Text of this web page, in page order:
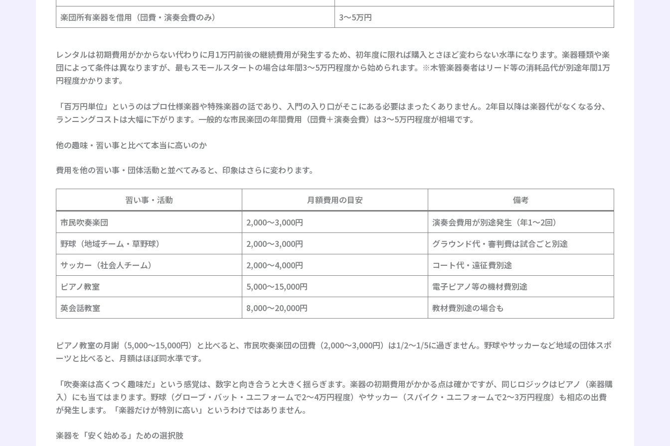
楽団所有楽器を借用（団費・演奏会費のみ）
3〜5万円
レンタルは初期費用がかからない代わりに月1万円前後の継続費用が発生するため、初年度に限れば購入とさほど変わらない水準になります。楽器種類や楽
団によって条件は異なりますが、最もスモールスタートの場合は年間3〜5万円程度から始められます。※木管楽器奏者はリード等の消耗品代が別途年間1万
円程度かかります。
「百万円単位」というのはプロ仕様楽器や特殊楽器の話であり、入門の入り口がそこにある必要はまったくありません。2年目以降は楽器代がなくなる分、
ランニングコストは大幅に下がります。一般的な市民楽団の年間費用（団費＋演奏会費）は3〜5万円程度が相場です。
他の趣味・習い事と比べて本当に高いのか
費用を他の習い事・団体活動と並べてみると、印象はさらに変わります。
習い事・活動 月額費用の目安
備考
市民吹奏楽団
2,000〜3,000円
演奏会費用が別途発生（年1〜2回）
野球（地域チーム・草野球）
2,000〜3,000円
グラウンド代・審判費は試合ごと別途
サッカー（社会人チーム）
2,000〜4,000円
コート代・遠征費別途
ピアノ教室
5,000〜15,000円
電子ピアノ等の機材費別途
英会話教室
8,000〜20,000円 教材費別途の場合も
ピアノ教室の月謝（5,000〜15,000円）と比べると、市民吹奏楽団の団費（2,000〜3,000円）は1/2〜1/5に過ぎません。野球やサッカーなど地域の団体スポ
ーツと比べると、月額はほぼ同水準です。
「吹奏楽は高くつく趣味だ」という感覚は、数字と向き合うと大きく揺らぎます。楽器の初期費用がかかる点は確かですが、同じロジックはピアノ（楽器購
入）にも当てはまります。野球（グローブ・バット・ユニフォームで2〜4万円程度）やサッカー（スパイク・ユニフォームで2〜3万円程度）も相応の出費
が発生します。「楽器だけが特別に高い」というわけではありません。
楽器を「安く始める」ための選択肢